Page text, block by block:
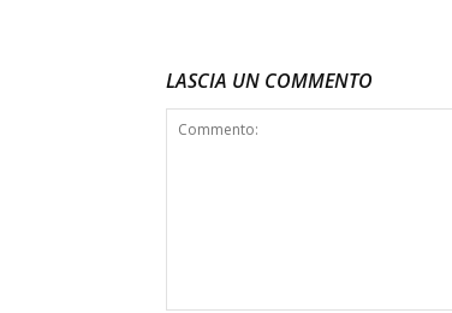
LASCIA UN COMMENTO